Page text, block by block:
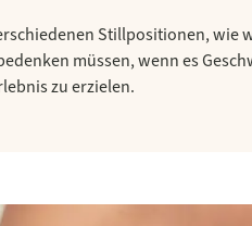
Stillpositionen, wie
müssen, wenn es
zu erzielen.